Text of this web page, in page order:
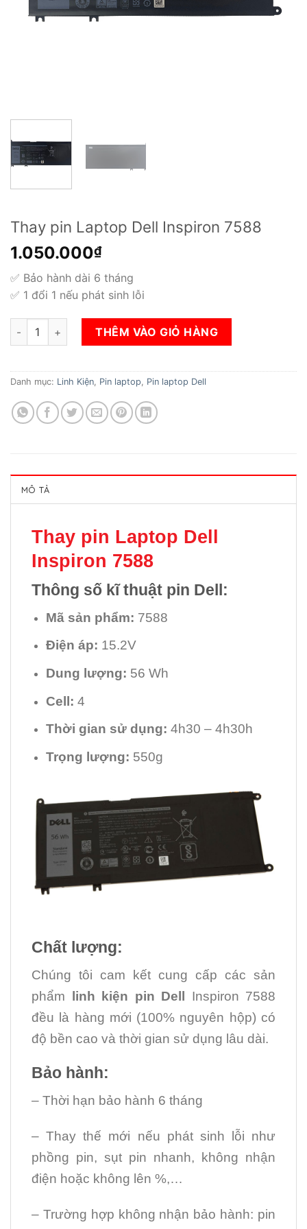
Thay pin Laptop Dell Inspiron 7588
1.050.000₫
✅ Bảo hành dài 6 tháng
✅ 1 đổi 1 nếu phát sinh lỗi
Thay pin Laptop Dell Inspiron 7588 số lượng
THÊM VÀO GIỎ HÀNG
Danh mục: Linh Kiện, Pin laptop, Pin laptop Dell
MÔ TẢ
Thay pin Laptop Dell
Inspiron 7588
Thông số kĩ thuật pin Dell:
Mã sản phẩm: 7588
Điện áp: 15.2V
Dung lượng: 56 Wh
Cell: 4
Thời gian sử dụng: 4h30 – 4h30h
Trọng lượng: 550g
Chất lượng:
Chúng tôi cam kết cung cấp các sản
phẩm linh kiện pin Dell Inspiron 7588
đều là hàng mới (100% nguyên hộp) có
độ bền cao và thời gian sử dụng lâu dài.
Bảo hành:
– Thời hạn bảo hành 6 tháng
– Thay thế mới nếu phát sinh lỗi như
phồng pin, sụt pin nhanh, không nhận
điện hoặc không lên %,…
– Trường hợp không nhận bảo hành: pin